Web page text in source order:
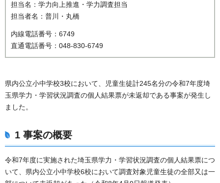
担当名：学力向上推進・学力調査担当
担当者名：普川・丸橋
内線電話番号：6749
直通電話番号：048-830-6749
県内公立小中学校3校において、児童生徒計245名分の令和7年度埼
玉県学力・学習状況調査の個人結果票が未返却である事案が発生し
ました。
1 事案の概要
令和7年度に実施された埼玉県学力・学習状況調査の個人結果票につ
いて、県内公立小中学校6校において調査対象児童生徒の全部又は一